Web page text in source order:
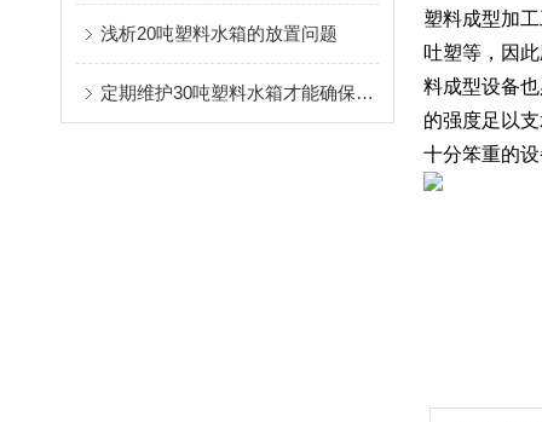
浅析20吨塑料水箱的放置问题
定期维护30吨塑料水箱才能确保存储的水质保持清洁与安全
塑料成型加
吐塑等，因
料成型设备
的强度足以
十分笨重的